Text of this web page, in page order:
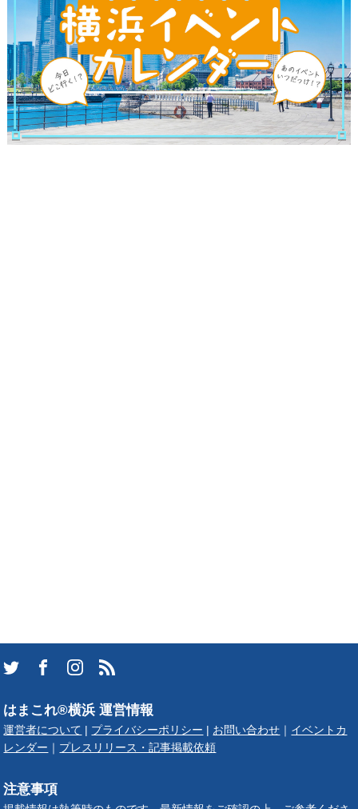
はまこれ®横浜 運営情報
運営者について プライバシーポリシー お問い合わせ
イベントカ
レンダー
プレスリリース・記事掲載依頼
注意事項